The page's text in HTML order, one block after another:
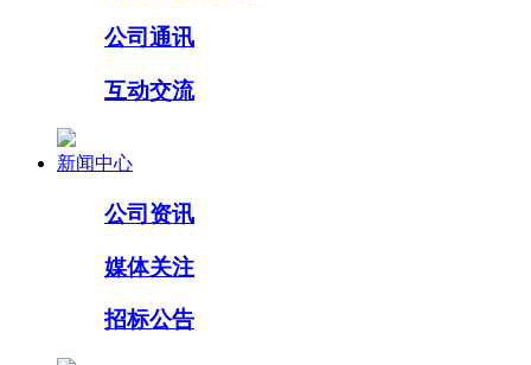
公司通讯
互动交流
新闻中心
公司资讯
媒体关注
招标公告